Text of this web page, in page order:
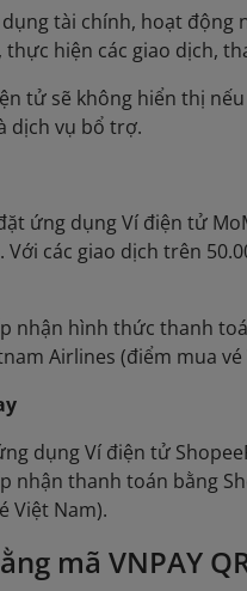
tài chính, hoạt
hiện các giao dịch,
tử sẽ không hiển thị
dịch vụ bổ trợ.
ứng dụng Ví điện tử
Với các giao dịch trên
nhận hình thức thanh
Airlines (điểm mua vé
dụng Ví điện tử
nhận thanh toán bằng
Việt Nam).
mã VNPAY